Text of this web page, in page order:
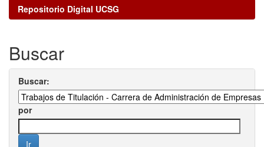
Repositorio Digital UCSG
Buscar
Buscar:
por